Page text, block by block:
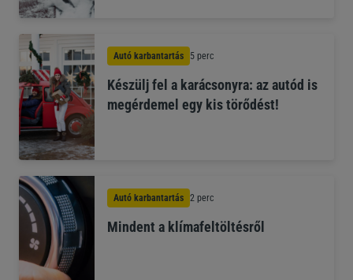
Autó karbantartás 5 perc
Készülj fel a karácsonyra: az autód is
megérdemel egy kis törődést!
Autó karbantartás 2 perc
Mindent a klímafeltöltésről